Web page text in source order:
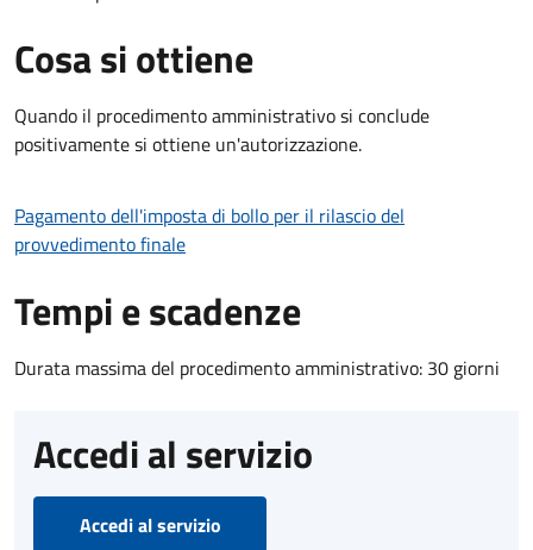
Cosa si ottiene
Quando il procedimento amministrativo si conclude
positivamente si ottiene un'autorizzazione.
Pagamento dell'imposta di bollo per il rilascio del
provvedimento finale
Tempi e scadenze
Durata massima del procedimento amministrativo: 30 giorni
Accedi al servizio
Accedi al servizio